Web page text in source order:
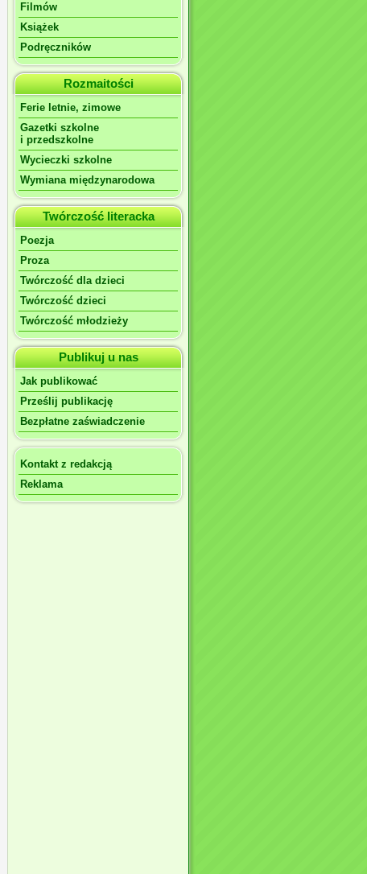
Filmów
Książek
Podręczników
Rozmaitości
Ferie letnie, zimowe
Gazetki szkolne
i przedszkolne
Wycieczki szkolne
Wymiana międzynarodowa
Twórczość literacka
Poezja
Proza
Twórczość dla dzieci
Twórczość dzieci
Twórczość młodzieży
Publikuj u nas
Jak publikować
Prześlij publikację
Bezpłatne zaświadczenie
Kontakt z redakcją
Reklama